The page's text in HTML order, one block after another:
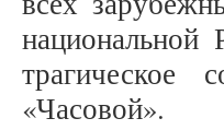
национальной
трагическое
«Часовой».